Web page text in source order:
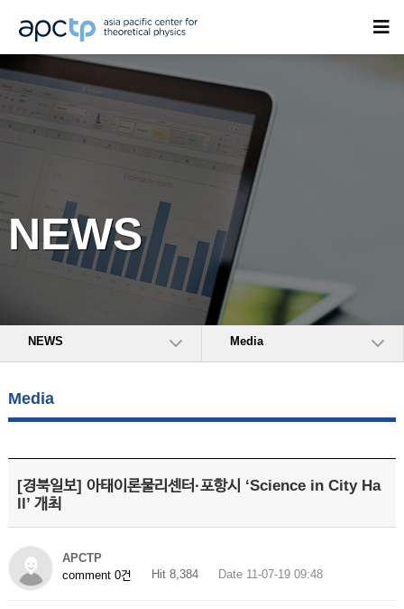
NEWS
NEWS Media
Media
[경북일보] 아태이론물리센터·포항시 ‘Science in City Ha
ll’ 개최
APCTP
comment 0건
Hit 8,384 Date 11-07-19 09:48